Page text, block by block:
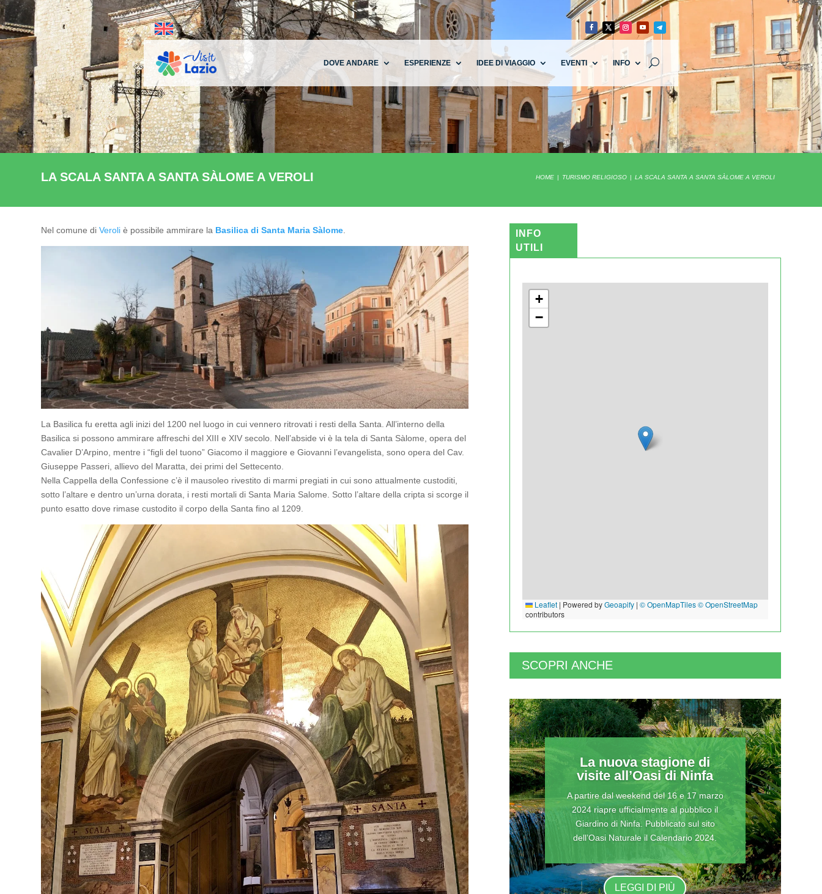
DOVE ANDARE ESPERIENZE IDEE DI VIAGGIO EVENTI INFO
LA SCALA SANTA A SANTA SÀLOME A VEROLI HOME TURISMO RELIGIOSO LA SCALA SANTA A SANTA SÀLOME A VEROLI
Nel comune diVeroli è possibile ammirare la Basilica di Santa Maria Sàlome
La Basilica fu eretta agli inizi del 1200 nel luogo in cui vennero ritrovati i resti della Santa. All’interno della
Basilica si possono ammirare affreschi del XIII e XIV secolo. Nell’abside vi è la tela di Santa Sàlome, opera del
Cavalier D’Arpino, mentre i “figli del tuono” Giacomo il maggiore e Giovanni l’evangelista, sono opera del Cav.
Giuseppe Passeri, allievo del Maratta, dei primi del Settecento.
Nella Cappella della Confessione c’è il mausoleo rivestito di marmi pregiati in cui sono attualmente custoditi,
sotto l’altare e dentro un’urna dorata, i resti mortali di Santa Maria Salome. Sotto l’altare della cripta si scorge il
punto esatto dove rimase custodito il corpo della Santa fino al 1209.
INFO
UTILI
+
−
Leaflet | Powered byGeoapify| © OpenMapTiles© OpenStreetMap
contributors
SCOPRI ANCHE
La nuova stagione di
visite all’Oasi di Ninfa
A partire dal weekend del 16 e 17 marzo
2024 riapre ufficialmente al pubblico il
Giardino di Ninfa. Pubblicato sul sito
dell’Oasi Naturale il Calendario 2024.
LEGGI DI PIÙ